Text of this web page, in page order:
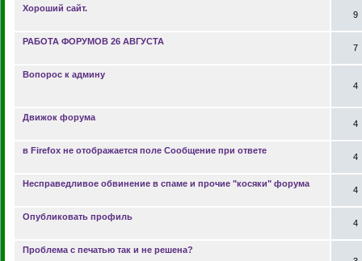
Хороший сайт.
9
РАБОТА ФОРУМОВ 26 АВГУСТА
7
Вопорос к админу
4
Движок форума
4
в Firefox не отображается поле Сообщение при ответе
4
Несправедливое обвинение в спаме и прочие "косяки" форума
4
Опубликовать профиль
4
Проблема с печатью так и не решена?